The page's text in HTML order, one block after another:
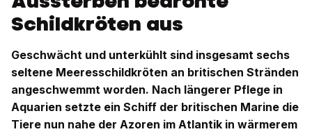
Schildkröten aus
Geschwächt und unterkühlt sind insgesamt sechs
seltene Meeresschildkröten an britischen Stränden
angeschwemmt worden. Nach längerer Pflege in
Aquarien setzte ein Schiff der britischen Marine die
Tiere nun nahe der Azoren im Atlantik in wärmerem